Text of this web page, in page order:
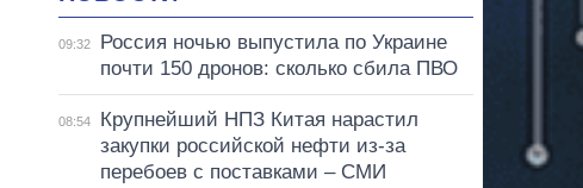
09:32
Россия ночью выпустила по Украине
почти 150 дронов: сколько сбила ПВО
08:54
Крупнейший НПЗ Китая нарастил
закупки российской нефти из-за
перебоев с поставками – СМИ